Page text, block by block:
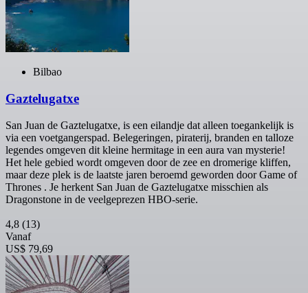
Bilbao
Gaztelugatxe
San Juan de Gaztelugatxe, is een eilandje dat alleen toegankelijk is
via een voetgangerspad. Belegeringen, piraterij, branden en talloze
legendes omgeven dit kleine hermitage in een aura van mysterie!
Het hele gebied wordt omgeven door de zee en dromerige kliffen,
maar deze plek is de laatste jaren beroemd geworden door Game of
Thrones . Je herkent San Juan de Gaztelugatxe misschien als
Dragonstone in de veelgeprezen HBO-serie.
4,8 (13)
Vanaf
US$ 79,69